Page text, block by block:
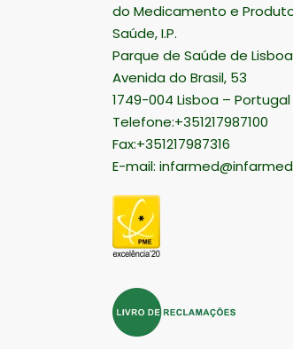
do Medicamento e
Saúde, I.P.
Parque de Saúde de Lisboa
Avenida do Brasil, 53
1749-004 Lisboa – Portugal
Telefone:+351217987100
Fax:+351217987316
E-mail: